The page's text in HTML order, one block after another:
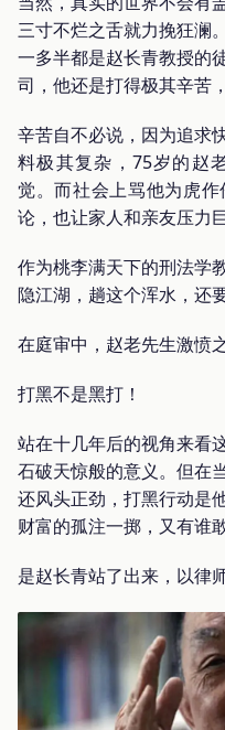
三寸不烂之舌就力挽狂澜
一多半都是赵长青教授的
司，他还是打得极其辛苦
辛苦自不必说，因为追求
料极其复杂，75岁的赵
觉。而社会上骂他为虎
论，也让家人和亲友压力巨
作为桃李满天下的刑法学
隐江湖，趟这个浑水，还
在庭审中，赵老先生激愤
打黑不是黑打！
站在十几年后的视角来看
石破天惊般的意义。但在
还风头正劲，打黑行动是
财富的孤注一掷，又有谁
是赵长青站了出来，以律